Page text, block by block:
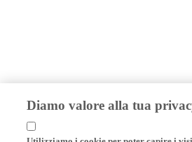
Diamo valore alla tua privacy